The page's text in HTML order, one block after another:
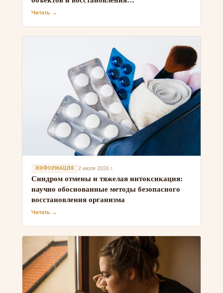
профессиональных кадров
Читать →
ИНФОРМАЦИЯ 2 июля 2026 г.
Синдром отмены и тяжелая интоксикация:
научно обоснованные методы безопасного
восстановления организма
Читать →